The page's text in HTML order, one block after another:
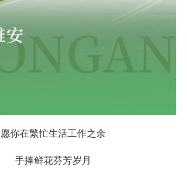
愿你在繁忙生活工作之余
手捧鲜花芬芳岁月